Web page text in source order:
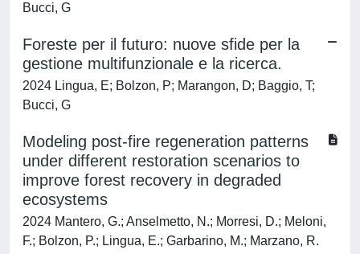
Bucci, G
Foreste per il futuro: nuove sfide per la
gestione multifunzionale e la ricerca.
2024 Lingua, E; Bolzon, P; Marangon, D; Baggio, T;
Bucci, G
Modeling post-fire regeneration patterns
under different restoration scenarios to
improve forest recovery in degraded
ecosystems
2024 Mantero, G.; Anselmetto, N.; Morresi, D.; Meloni,
F.; Bolzon, P.; Lingua, E.; Garbarino, M.; Marzano, R.